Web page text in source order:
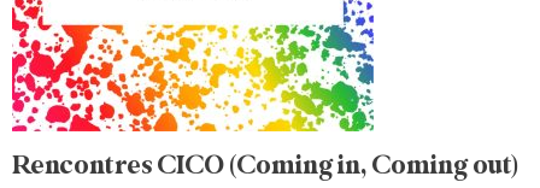
Rencontres CICO (Coming in, Coming out)